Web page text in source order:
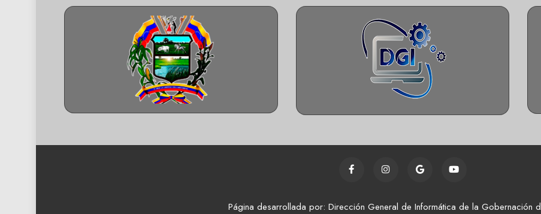
Página desarrollada por: Dirección General de Informática de la Gobernación